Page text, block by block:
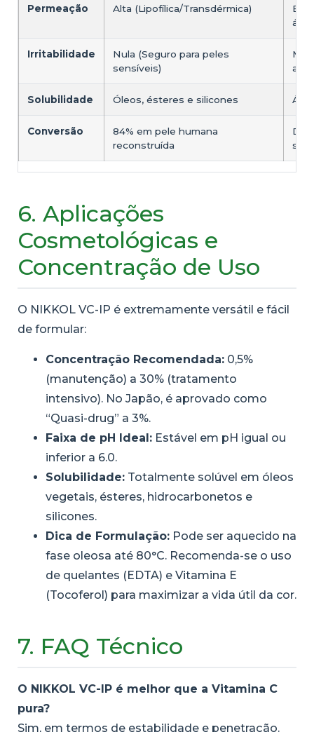
Permeação Alta (Lipofílica/Transdérmica)
Irritabilidade
Nula (Seguro para peles
sensíveis)
Solubilidade Óleos, ésteres e silicones
Conversão
84% em pele humana
reconstruída
6. Aplicações
Cosmetológicas e
Concentração de Uso
O NIKKOL VC-IP é extremamente versátil e fácil
de formular:
Concentração Recomendada: 0,5%
(manutenção) a 30% (tratamento
intensivo). No Japão, é aprovado como
“Quasi-drug” a 3%.
Faixa de pH Ideal: Estável em pH igual ou
inferior a 6.0.
Solubilidade: Totalmente solúvel em óleos
vegetais, ésteres, hidrocarbonetos e
silicones.
Dica de Formulação: Pode ser aquecido na
fase oleosa até 80°C. Recomenda-se o uso
de quelantes (EDTA) e Vitamina E
(Tocoferol) para maximizar a vida útil da cor.
7. FAQ Técnico
O NIKKOL VC-IP é melhor que a Vitamina C
pura?
Sim, em termos de estabilidade e penetração.